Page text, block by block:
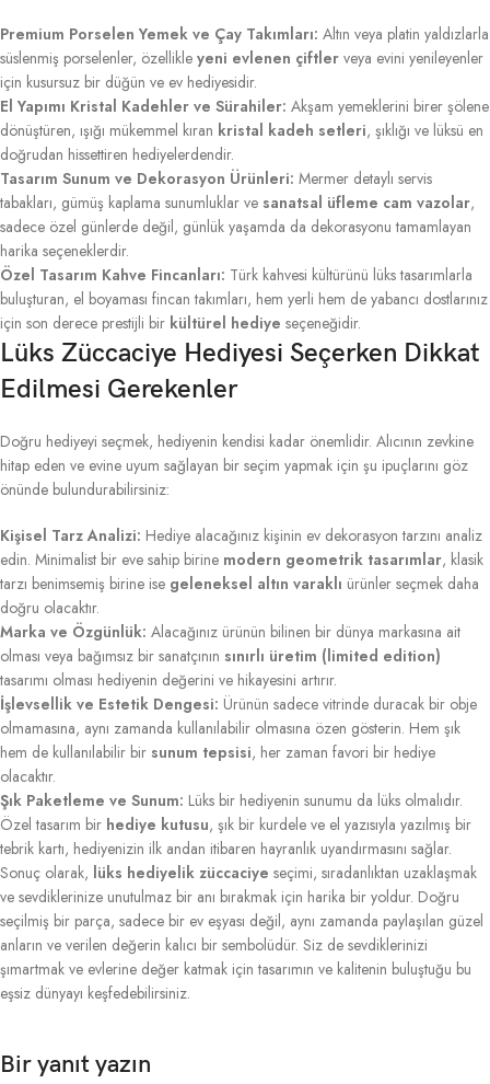
Premium Porselen Yemek ve Çay Takımları: Altın veya platin yaldızlarla
süslenmiş porselenler, özellikle yeni evlenen çiftler veya evini yenileyenler
için kusursuz bir düğün ve ev hediyesidir.
El Yapımı Kristal Kadehler ve Sürahiler: Akşam yemeklerini birer şölene
dönüştüren, ışığı mükemmel kıran kristal kadeh setleri, şıklığı ve lüksü en
doğrudan hissettiren hediyelerdendir.
Tasarım Sunum ve Dekorasyon Ürünleri: Mermer detaylı servis
tabakları, gümüş kaplama sunumluklar ve sanatsal üfleme cam vazolar,
sadece özel günlerde değil, günlük yaşamda da dekorasyonu tamamlayan
harika seçeneklerdir.
Özel Tasarım Kahve Fincanları: Türk kahvesi kültürünü lüks tasarımlarla
buluşturan, el boyaması fincan takımları, hem yerli hem de yabancı dostlarınız
için son derece prestijli bir kültürel hediye seçeneğidir.
Lüks Züccaciye Hediyesi Seçerken Dikkat
Edilmesi Gerekenler
Doğru hediyeyi seçmek, hediyenin kendisi kadar önemlidir. Alıcının zevkine
hitap eden ve evine uyum sağlayan bir seçim yapmak için şu ipuçlarını göz
önünde bulundurabilirsiniz:
Kişisel Tarz Analizi: Hediye alacağınız kişinin ev dekorasyon tarzını analiz
edin. Minimalist bir eve sahip birine modern geometrik tasarımlar, klasik
tarzı benimsemiş birine ise geleneksel altın varaklı ürünler seçmek daha
doğru olacaktır.
Marka ve Özgünlük: Alacağınız ürünün bilinen bir dünya markasına ait
olması veya bağımsız bir sanatçının sınırlı üretim (limited edition)
tasarımı olması hediyenin değerini ve hikayesini artırır.
İşlevsellik ve Estetik Dengesi: Ürünün sadece vitrinde duracak bir obje
olmamasına, aynı zamanda kullanılabilir olmasına özen gösterin. Hem şık
hem de kullanılabilir bir sunum tepsisi, her zaman favori bir hediye
olacaktır.
Şık Paketleme ve Sunum: Lüks bir hediyenin sunumu da lüks olmalıdır.
Özel tasarım bir hediye kutusu, şık bir kurdele ve el yazısıyla yazılmış bir
tebrik kartı, hediyenizin ilk andan itibaren hayranlık uyandırmasını sağlar.
Sonuç olarak, lüks hediyelik züccaciye seçimi, sıradanlıktan uzaklaşmak
ve sevdiklerinize unutulmaz bir anı bırakmak için harika bir yoldur. Doğru
seçilmiş bir parça, sadece bir ev eşyası değil, aynı zamanda paylaşılan güzel
anların ve verilen değerin kalıcı bir sembolüdür. Siz de sevdiklerinizi
şımartmak ve evlerine değer katmak için tasarımın ve kalitenin buluştuğu bu
eşsiz dünyayı keşfedebilirsiniz.
Bir yanıt yazın